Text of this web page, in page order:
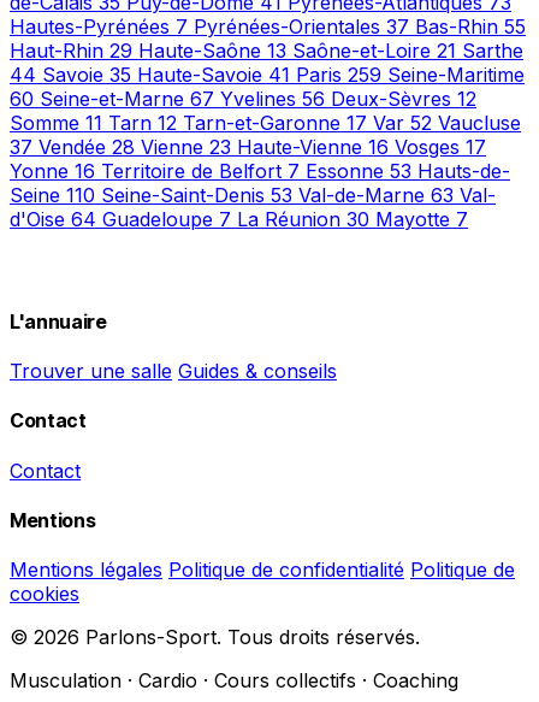
Hautes-Pyrénées 7 Pyrénées-Orientales 37 Bas-Rhin 55
Haut-Rhin 29 Haute-Saône 13 Saône-et-Loire 21 Sarthe
44 Savoie 35 Haute-Savoie 41 Paris 259 Seine-Maritime
60 Seine-et-Marne 67 Yvelines 56 Deux-Sèvres 12
Somme 11 Tarn 12 Tarn-et-Garonne 17 Var 52 Vaucluse
37 Vendée 28 Vienne 23 Haute-Vienne 16 Vosges 17
Yonne 16 Territoire de Belfort 7 Essonne 53 Hauts-de-
Seine 110 Seine-Saint-Denis 53 Val-de-Marne 63 Val-
d'Oise 64 Guadeloupe 7 La Réunion 30 Mayotte 7
L'annuaire
Trouver une salle Guides & conseils
Contact
Contact
Mentions
Mentions légales Politique de confidentialité Politique de
cookies
© 2026 Parlons-Sport. Tous droits réservés.
Musculation · Cardio · Cours collectifs · Coaching